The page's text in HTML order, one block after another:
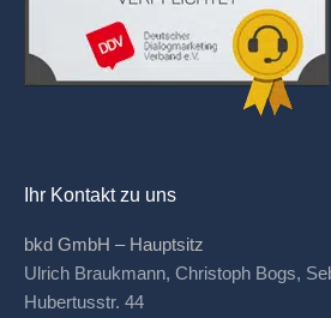
Ihr Kontakt zu uns
bkd GmbH – Hauptsitz
Ulrich Braukmann, Christoph Bogs,
Hubertusstr. 44